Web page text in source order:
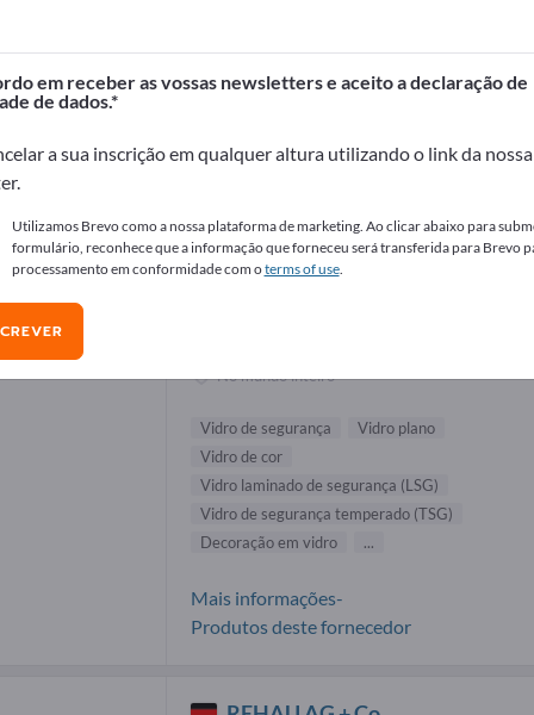
comerciais >> comece aqui
produtos na Exportpages.
publique aqui
de Construção de janelas
No mundo inteiro
Vidro de segurança
Vidro plano
Vidro de cor
Vidro laminado de segurança (LSG)
Vidro de segurança temperado (TSG)
Decoração em vidro
...
Mais informações-
Produtos deste fornecedor
em receber as vossas newsletters e aceito a declaração de
de dados.
a sua inscrição em qualquer altura utilizando o link da nossa
Utilizamos Brevo como a nossa plataforma de marketing. Ao clicar abaixo para
formulário, reconhece que a informação que forneceu será transferida para Brevo
processamento em conformidade com oterms of use.